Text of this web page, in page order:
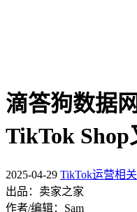
滴答狗数据
TikTok
2025-04-29 TikTok运营相关
出品：卖家之家
作者/编辑：Sam